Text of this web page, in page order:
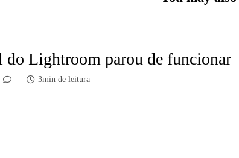
do Lightroom parou de funcionar
3min de leitura